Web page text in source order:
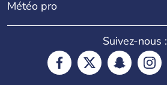
Météo pro
Suivez-nous :